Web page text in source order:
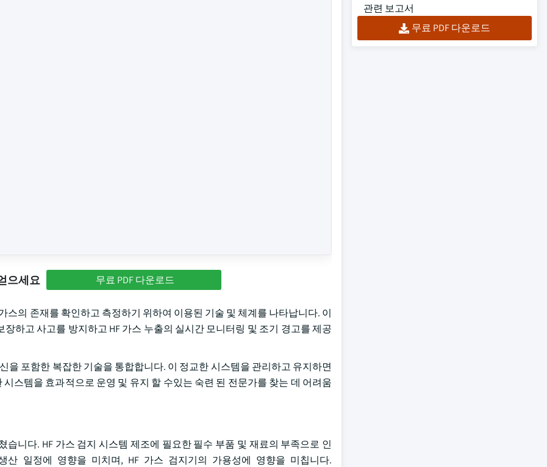
으세요 무료 PDF 다운로드
스의 존재를 확인하고 측정하기 위하여 이용된 기술 및 체계를 나타납니다. 이
하고 사고를 방지하고 HF 가스 누출의 실시간 모니터링 및 조기 경고를 제공
을 포함한 복잡한 기술을 통합합니다. 이 정교한 시스템을 관리하고 유지하면
스템을 효과적으로 운영 및 유지 할 수있는 숙련 된 전문가를 찾는 데 어려움
습니다. HF 가스 검지 시스템 제조에 필요한 필수 부품 및 재료의 부족으로 인
일정에 영향을 미치며, HF 가스 검지기의 가용성에 영향을 미칩니다.
관련 보고서
무료 PDF 다운로드